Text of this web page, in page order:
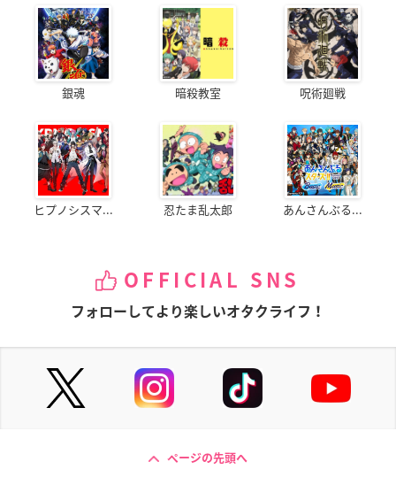
銀魂 暗殺教室 呪術廻戦
ヒプノシスマ... 忍たま乱太郎 あんさんぶる...
OFFICIAL SNS
フォローしてより楽しいオタクライフ！
ページの先頭へ